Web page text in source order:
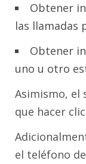
Obtener
las llamadas
Obtener
uno u otro
Asimismo, el
que hacer
el teléfono